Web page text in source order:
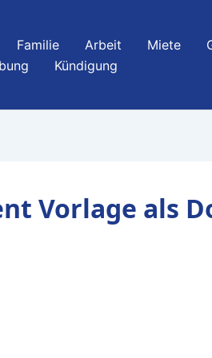
Familie Arbeit Miete
Kündigung
Vorlage als